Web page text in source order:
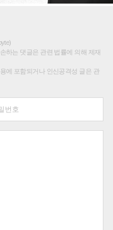
하는 댓글은 관련 법률에 의해 제재
에 포함되거나 인신공격성 글은 관